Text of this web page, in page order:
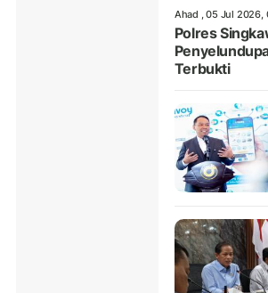
Ahad , 05 Jul 2026,
Polres
Terbukti